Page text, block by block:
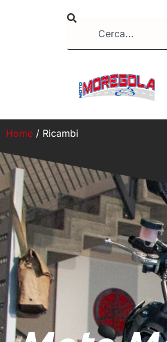
Home / Ricambi